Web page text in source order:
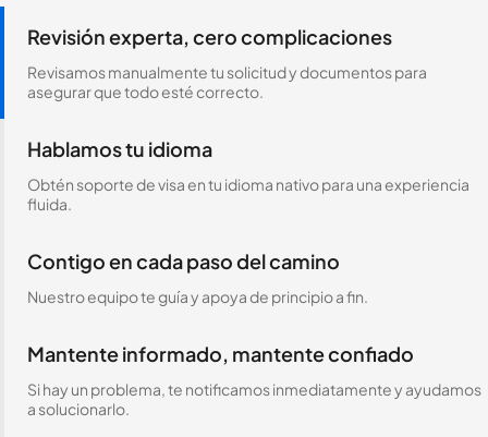
Revisión experta, cero complicaciones
Revisamos manualmente tu solicitud y documentos para
asegurar que todo esté correcto.
Hablamos tu idioma
Obtén soporte de visa en tu idioma nativo para una experiencia
fluida.
Contigo en cada paso del camino
Nuestro equipo te guía y apoya de principio a fin.
Mantente informado, mantente confiado
Si hay un problema, te notificamos inmediatamente y ayudamos
a solucionarlo.